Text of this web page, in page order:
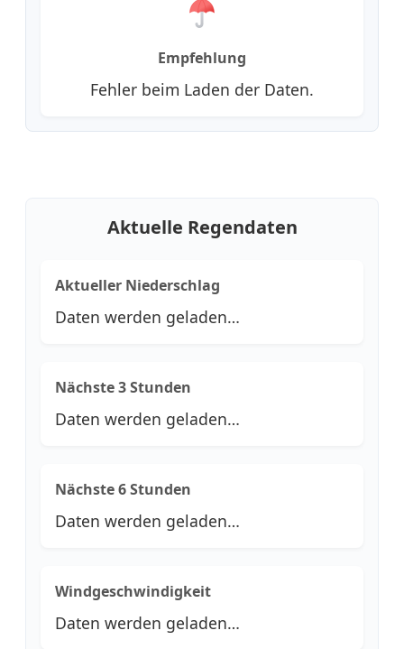
Empfehlung
Fehler beim Laden der Daten.
Aktuelle Regendaten
Aktueller Niederschlag
Daten werden geladen…
Nächste 3 Stunden
Daten werden geladen…
Nächste 6 Stunden
Daten werden geladen…
Windgeschwindigkeit
Daten werden geladen…